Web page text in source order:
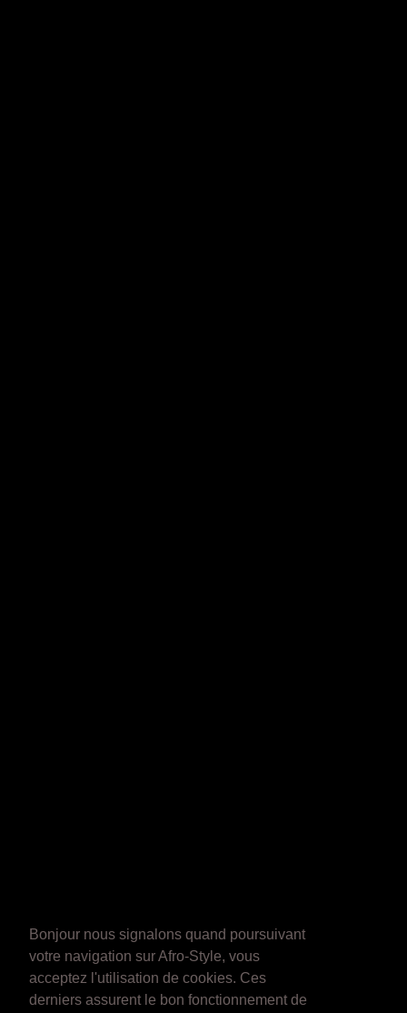
Bonjour nous signalons quand poursuivant
votre navigation sur Afro-Style, vous
acceptez l'utilisation de cookies. Ces
derniers assurent le bon fonctionnement de